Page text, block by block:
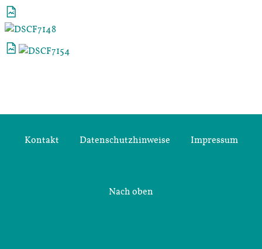
Kontakt Datenschutzhinweise Impressum
Nach oben